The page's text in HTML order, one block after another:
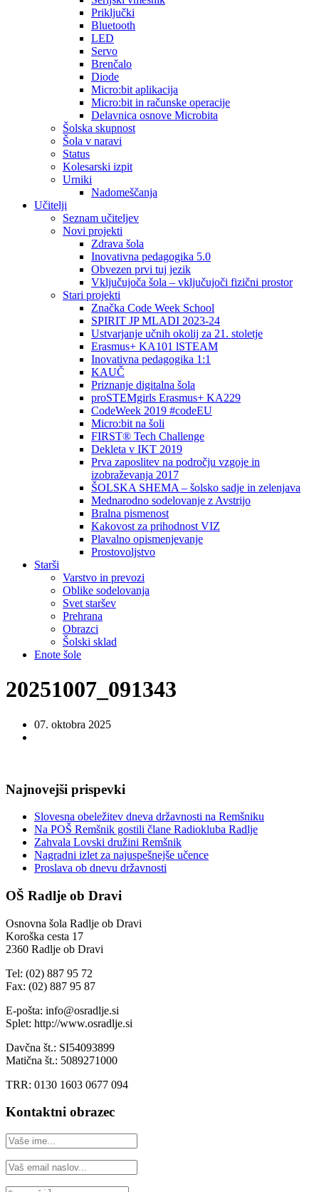
Priključki
Bluetooth
LED
Servo
Brenčalo
Diode
Micro:bit aplikacija
Micro:bit in računske operacije
Delavnica osnove Microbita
Šolska skupnost
Šola v naravi
Status
Kolesarski izpit
Urniki
Nadomeščanja
Učitelji
Seznam učiteljev
Novi projekti
Zdrava šola
Inovativna pedagogika 5.0
Obvezen prvi tuj jezik
Vključujoča šola – vključujoči fizični prostor
Stari projekti
Značka Code Week School
SPIRIT JP MLADI 2023-24
Ustvarjanje učnih okolij za 21. stoletje
Erasmus+ KA101 lSTEAM
Inovativna pedagogika 1:1
KAUČ
Priznanje digitalna šola
proSTEMgirls Erasmus+ KA229
CodeWeek 2019 #codeEU
Micro:bit na šoli
FIRST® Tech Challenge
Dekleta v IKT 2019
Prva zaposlitev na področju vzgoje in
izobraževanja 2017
ŠOLSKA SHEMA – šolsko sadje in zelenjava
Mednarodno sodelovanje z Avstrijo
Bralna pismenost
Kakovost za prihodnost VIZ
Plavalno opismenjevanje
Prostovoljstvo
Starši
Varstvo in prevozi
Oblike sodelovanja
Svet staršev
Prehrana
Obrazci
Šolski sklad
Enote šole
20251007_091343
07. oktobra 2025
Najnovejši prispevki
Slovesna obeležitev dneva državnosti na Remšniku
Na POŠ Remšnik gostili člane Radiokluba Radlje
Zahvala Lovski družini Remšnik
Nagradni izlet za najuspešnejše učence
Proslava ob dnevu državnosti
OŠ Radlje ob Dravi
Osnovna šola Radlje ob Dravi
Koroška cesta 17
2360 Radlje ob Dravi
Tel: (02) 887 95 72
Fax: (02) 887 95 87
E-pošta: info@osradlje.si
Splet: http://www.osradlje.si
Davčna št.: SI54093899
Matična št.: 5089271000
TRR: 0130 1603 0677 094
Kontaktni obrazec